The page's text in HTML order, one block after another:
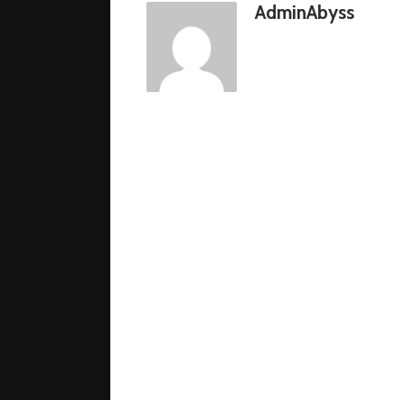
AdminAbyss